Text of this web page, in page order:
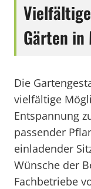
Gärten in
Die
vielfältige
Entspannung
passender
einladender
Wünsche der
Fachbetriebe